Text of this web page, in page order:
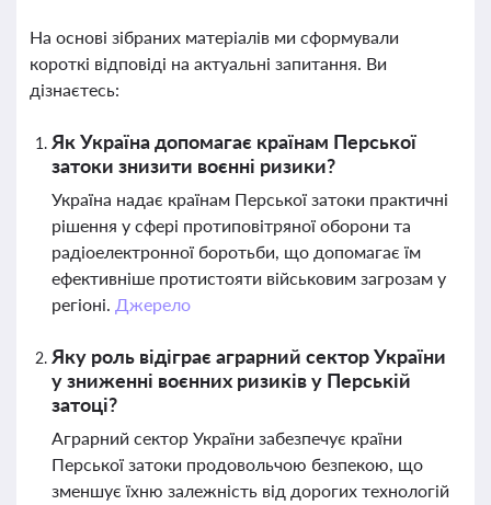
На основі зібраних матеріалів ми сформували
короткі відповіді на актуальні запитання. Ви
дізнаєтесь:
Як Україна допомагає країнам Перської
затоки знизити воєнні ризики?
Україна надає країнам Перської затоки практичні
рішення у сфері протиповітряної оборони та
радіоелектронної боротьби, що допомагає їм
ефективніше протистояти військовим загрозам у
регіоні. Джерело
Яку роль відіграє аграрний сектор України
у зниженні воєнних ризиків у Перській
затоці?
Аграрний сектор України забезпечує країни
Перської затоки продовольчою безпекою, що
зменшує їхню залежність від дорогих технологій